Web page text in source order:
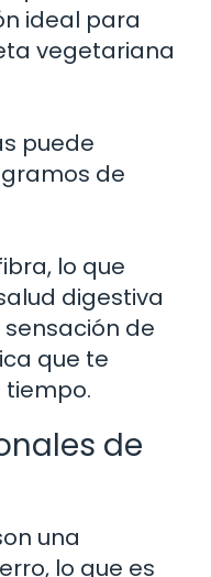
ideal para
vegetariana
puede
de
lo que
digestiva
de
que te
tiempo.
de
una
lo que es